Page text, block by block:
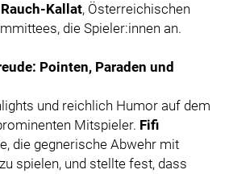
Kallat, Österreichischen
die Spieler:innen an.
Pointen, Paraden und
und reichlich Humor auf dem
Mitspieler. Fifi
die gegnerische Abwehr mit
spielen, und stellte fest, dass